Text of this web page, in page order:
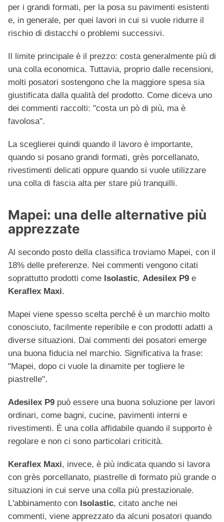
per i grandi formati, per la posa su pavimenti esistenti
e, in generale, per quei lavori in cui si vuole ridurre il
rischio di distacchi o problemi successivi.
Il limite principale è il prezzo: costa generalmente più di
una colla economica. Tuttavia, proprio dalle recensioni,
molti posatori sostengono che la maggiore spesa sia
giustificata dalla qualità del prodotto. Come diceva uno
dei commenti raccolti: "costa un pò di più, ma è
favolosa".
La sceglierei quindi quando il lavoro è importante,
quando si posano grandi formati, grès porcellanato,
rivestimenti delicati oppure quando si vuole utilizzare
una colla di fascia alta per stare più tranquilli.
Mapei: una delle alternative più
apprezzate
Al secondo posto della classifica troviamo Mapei, con il
18% delle preferenze. Nei commenti vengono citati
soprattutto prodotti come Isolastic, Adesilex P9 e
Keraflex Maxi.
Mapei viene spesso scelta perché è un marchio molto
conosciuto, facilmente reperibile e con prodotti adatti a
diverse situazioni. Dai commenti dei posatori emerge
una buona fiducia nel marchio. Significativa la frase:
"Mapei, dopo ci vuole la dinamite per togliere le
piastrelle".
Adesilex P9 può essere una buona soluzione per lavori
ordinari, come bagni, cucine, pavimenti interni e
rivestimenti. È una colla affidabile quando il supporto è
regolare e non ci sono particolari criticità.
Keraflex Maxi, invece, è più indicata quando si lavora
con grès porcellanato, piastrelle di formato più grande o
situazioni in cui serve una colla più prestazionale.
L'abbinamento con Isolastic, citato anche nei
commenti, viene apprezzato da alcuni posatori quando